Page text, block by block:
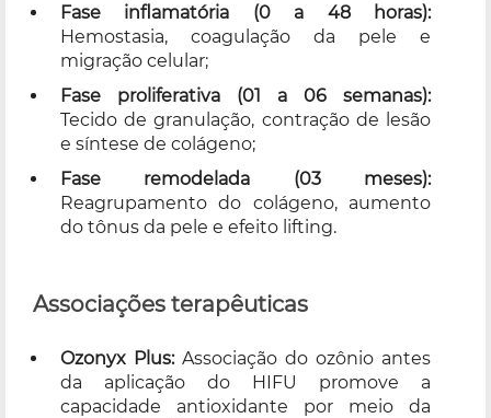
Fase inflamatória (0 a 48 horas):
Hemostasia, coagulação da pele e
migração celular;
Fase proliferativa (01 a 06 semanas):
Tecido de granulação, contração de lesão
e síntese de colágeno;
Fase remodelada (03 meses):
Reagrupamento do colágeno, aumento
do tônus da pele e efeito lifting.
Associações terapêuticas
Ozonyx Plus:Associação do ozônio antes
da aplicação do HIFU promove a
capacidade antioxidante por meio da